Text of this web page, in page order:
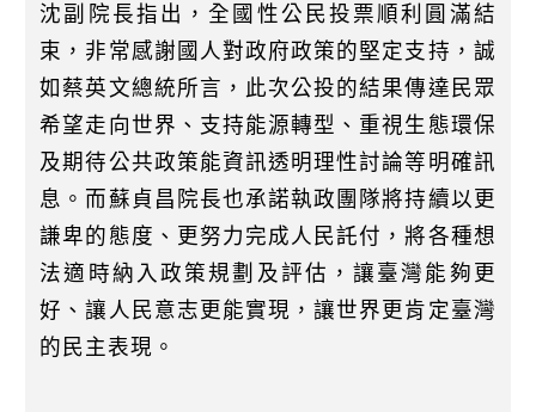
沈副院長指出，全國性公民投票順利圓滿結
束，非常感謝國人對政府政策的堅定支持，誠
如蔡英文總統所言，此次公投的結果傳達民眾
希望走向世界、支持能源轉型、重視生態環保
及期待公共政策能資訊透明理性討論等明確訊
息。而蘇貞昌院長也承諾執政團隊將持續以更
謙卑的態度、更努力完成人民託付，將各種想
法適時納入政策規劃及評估，讓臺灣能夠更
好、讓人民意志更能實現，讓世界更肯定臺灣
的民主表現。